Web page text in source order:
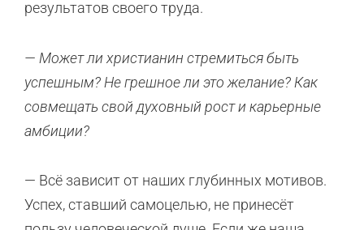
результатов своего труда.
— Может ли христианин стремиться быть
успешным? Не грешное ли это желание? Как
совмещать свой духовный рост и карьерные
амбиции?
— Всё зависит от наших глубинных мотивов.
Успех, ставший самоцелью, не принесёт